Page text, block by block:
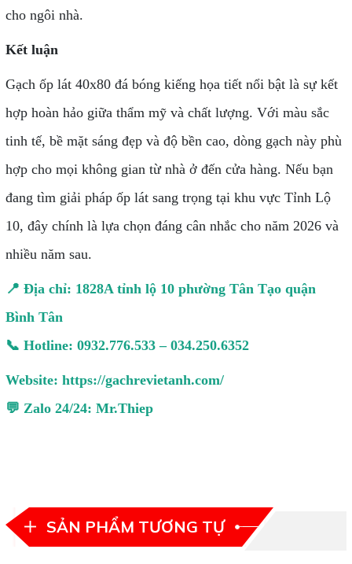
cho ngôi nhà.
Kết luận
Gạch ốp lát 40x80 đá bóng kiếng họa tiết nổi bật là sự kết
hợp hoàn hảo giữa thẩm mỹ và chất lượng. Với màu sắc
tinh tế, bề mặt sáng đẹp và độ bền cao, dòng gạch này phù
hợp cho mọi không gian từ nhà ở đến cửa hàng. Nếu bạn
đang tìm giải pháp ốp lát sang trọng tại khu vực Tỉnh Lộ
10, đây chính là lựa chọn đáng cân nhắc cho năm 2026 và
nhiều năm sau.
📍 Địa chỉ: 1828A tỉnh lộ 10 phường Tân Tạo quận
Bình Tân
📞 Hotline: 0932.776.533 – 034.250.6352
Website: https://gachrevietanh.com/
💬 Zalo 24/24: Mr.Thiep
SẢN PHẨM TƯƠNG TỰ